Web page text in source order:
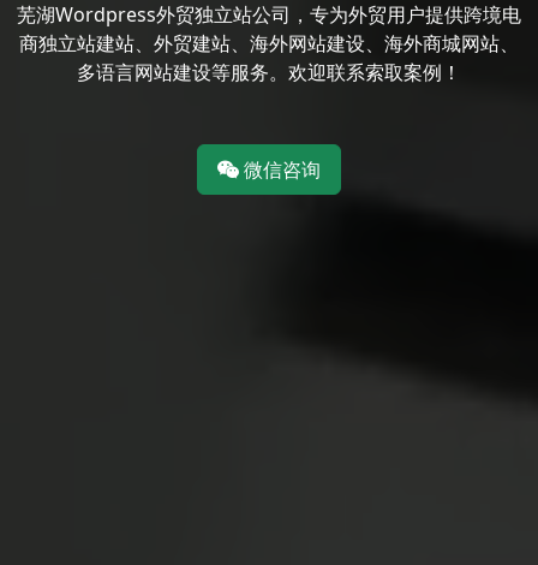
芜湖Wordpress外贸独立站公司，专为外贸用户提供跨境电
商独立站建站、外贸建站、海外网站建设、海外商城网站、
多语言网站建设等服务。欢迎联系索取案例！
微信咨询